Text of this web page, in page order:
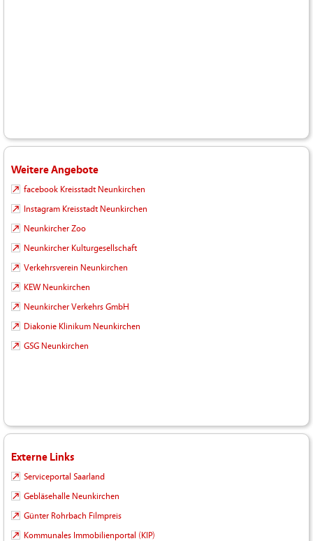
Weitere Angebote
facebook Kreisstadt Neunkirchen
Instagram Kreisstadt Neunkirchen
Neunkircher Zoo
Neunkircher Kulturgesellschaft
Verkehrsverein Neunkirchen
KEW Neunkirchen
Neunkircher Verkehrs GmbH
Diakonie Klinikum Neunkirchen
GSG Neunkirchen
Externe Links
Serviceportal Saarland
Gebläsehalle Neunkirchen
Günter Rohrbach Filmpreis
Kommunales Immobilienportal (KIP)